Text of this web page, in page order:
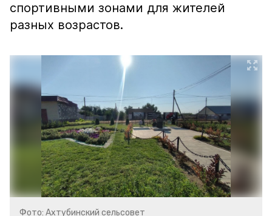
спортивными зонами для жителей
разных возрастов.
Фото: Ахтубинский сельсовет